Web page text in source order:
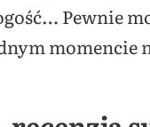
Pewnie